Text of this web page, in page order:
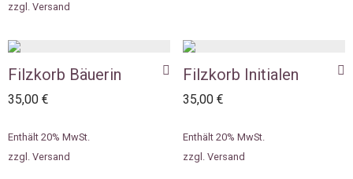
zzgl. Versand
Filzkorb Bäuerin
35,00 €
Enthält 20% MwSt.
zzgl. Versand
Filzkorb Initialen
35,00 €
Enthält 20% MwSt.
zzgl. Versand